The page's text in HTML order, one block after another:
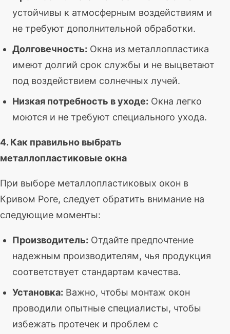
устойчивы к атмосферным воздействиям и
не требуют дополнительной обработки.
Долговечность: Окна из металлопластика
имеют долгий срок службы и не выцветают
под воздействием солнечных лучей.
Низкая потребность в уходе: Окна легко
моются и не требуют специального ухода.
4. Как правильно выбрать
металлопластиковые окна
При выборе металлопластиковых окон в
Кривом Роге, следует обратить внимание на
следующие моменты:
Производитель: Отдайте предпочтение
надежным производителям, чья продукция
соответствует стандартам качества.
Установка: Важно, чтобы монтаж окон
проводили опытные специалисты, чтобы
избежать протечек и проблем с